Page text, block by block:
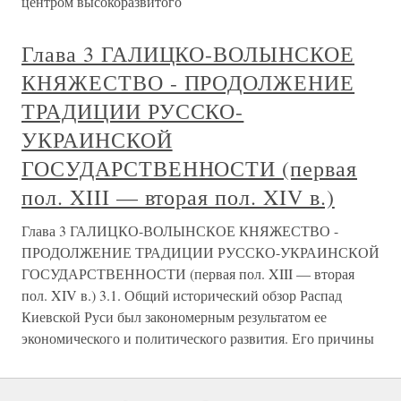
Глава 3 ГАЛИЦКО-ВОЛЫНСКОЕ
КНЯЖЕСТВО - ПРОДОЛЖЕНИЕ
ТРАДИЦИИ РУССКО-
УКРАИНСКОЙ
ГОСУДАРСТВЕННОСТИ (первая
пол. XIII — вторая пол. XIV в.)
Глава 3 ГАЛИЦКО-ВОЛЫНСКОЕ КНЯЖЕСТВО -
ПРОДОЛЖЕНИЕ ТРАДИЦИИ РУССКО-УКРАИНСКОЙ
ГОСУДАРСТВЕННОСТИ (первая пол. XIII — вторая
пол. XIV в.) 3.1. Общий исторический обзор Распад
Киевской Руси был закономерным результатом ее
экономического и политического развития. Его причины